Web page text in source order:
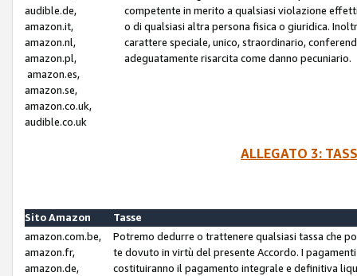
audible.de,
amazon.it,
amazon.nl,
amazon.pl,
amazon.es,
amazon.se,
amazon.co.uk,
audible.co.uk
competente in merito a qualsiasi violazione
o di qualsiasi altra persona fisica o giuridica.
carattere speciale, unico, straordinario,
adeguatamente risarcita come danno pecuniario.
ALLEGATO 3:
Sito Amazon
Tasse
amazon.com.be,
amazon.fr,
amazon.de,
Potremo dedurre o trattenere qualsiasi tassa che
te dovuto in virtù del presente Accordo. I
costituiranno il pagamento integrale e definitiva